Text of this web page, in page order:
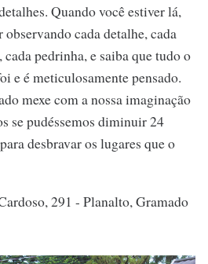
Quando você estiver lá,
cada detalhe, cada
pedrinha, e saiba que tudo o
e é meticulosamente pensado.
mexe com a nossa imaginação
se pudéssemos diminuir 24
desbravar os lugares que o
291 - Planalto, Gramado